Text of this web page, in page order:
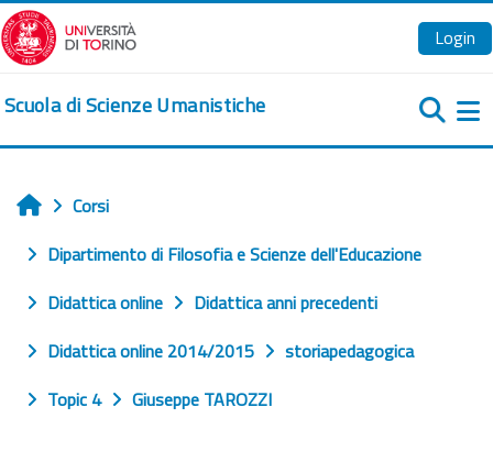
Vai al contenuto principale
Login
Scuola di Scienze Umanistiche
Home
Corsi
Dipartimento di Filosofia e Scienze dell'Educazione
Didattica online
Didattica anni precedenti
Didattica online 2014/2015
storiapedagogica
Topic 4
Giuseppe TAROZZI